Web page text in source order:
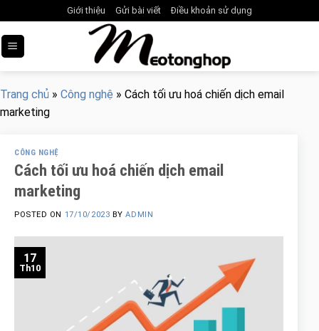
to
content
Giới thiệu Gửi bài viết Điều khoản sử dụng
Trang chủ » Công nghệ » Cách tối ưu hoá chiến dịch email
marketing
CÔNG NGHỆ
Cách tối ưu hoá chiến dịch email
marketing
POSTED ON 17/10/2023 BYADMIN
17
Th10